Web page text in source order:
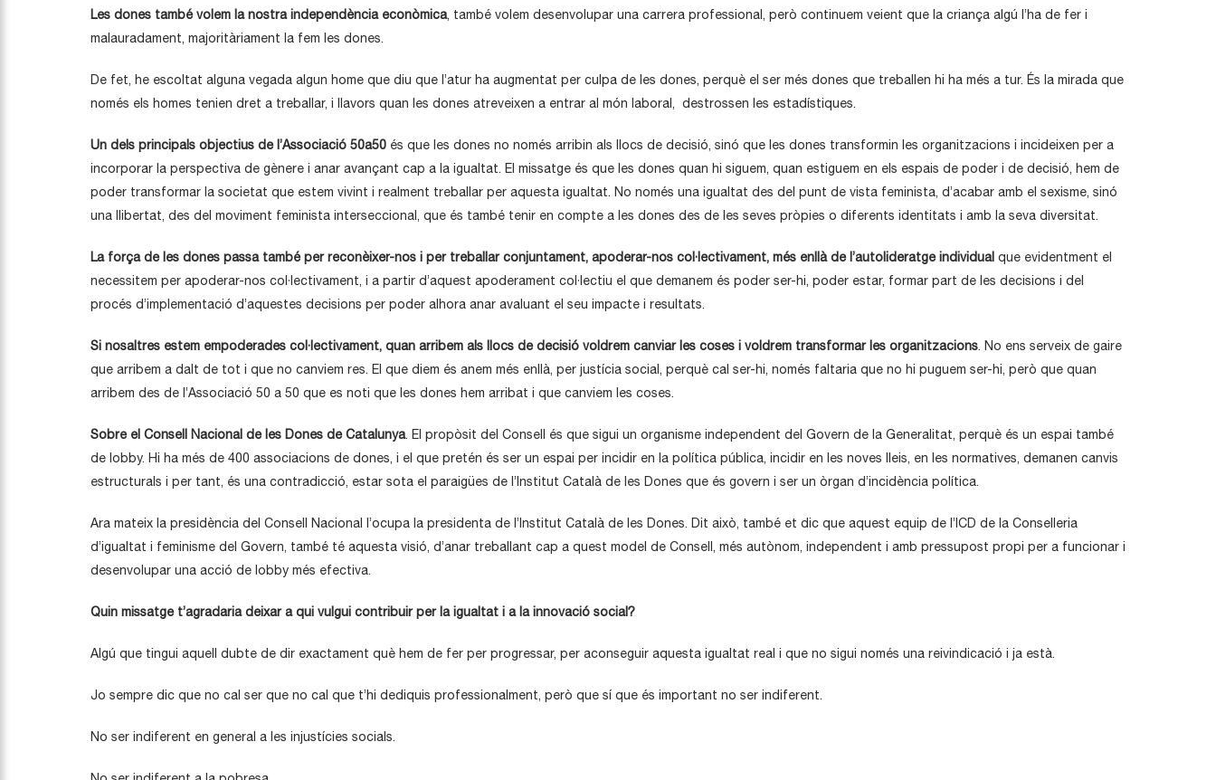
Les dones també volem la nostra independència econòmica, també volem desenvolupar una carrera professional, però continuem veient que la criança algú l’ha de fer i
malauradament, majoritàriament la fem les dones.
De fet, he escoltat alguna vegada algun home que diu que l’atur ha augmentat per culpa de les dones, perquè el ser més dones que treballen hi ha més a tur. És la mirada que
només els homes tenien dret a treballar, i llavors quan les dones atreveixen a entrar al món laboral, destrossen les estadístiques.
Un dels principals objectius de l’Associació 50a50 és que les dones no només arribin als llocs de decisió, sinó que les dones transformin les organitzacions i incideixen per a
incorporar la perspectiva de gènere i anar avançant cap a la igualtat. El missatge és que les dones quan hi siguem, quan estiguem en els espais de poder i de decisió, hem de
poder transformar la societat que estem vivint i realment treballar per aquesta igualtat. No només una igualtat des del punt de vista feminista, d’acabar amb el sexisme, sinó
una llibertat, des del moviment feminista interseccional, que és també tenir en compte a les dones des de les seves pròpies o diferents identitats i amb la seva diversitat.
La força de les dones passa també per reconèixer-nos i per treballar conjuntament, apoderar-nos col·lectivament, més enllà de l’autolideratge individual que evidentment el
necessitem per apoderar-nos col·lectivament, i a partir d’aquest apoderament col·lectiu el que demanem és poder ser-hi, poder estar, formar part de les decisions i del
procés d’implementació d’aquestes decisions per poder alhora anar avaluant el seu impacte i resultats.
Si nosaltres estem empoderades col·lectivament, quan arribem als llocs de decisió voldrem canviar les coses i voldrem transformar les organitzacions. No ens serveix de gaire
que arribem a dalt de tot i que no canviem res. El que diem és anem més enllà, per justícia social, perquè cal ser-hi, només faltaria que no hi puguem ser-hi, però que quan
arribem des de l’Associació 50 a 50 que es noti que les dones hem arribat i que canviem les coses.
Sobre el Consell Nacional de les Dones de Catalunya. El propòsit del Consell és que sigui un organisme independent del Govern de la Generalitat, perquè és un espai també
de lobby. Hi ha més de 400 associacions de dones, i el que pretén és ser un espai per incidir en la política pública, incidir en les noves lleis, en les normatives, demanen canvis
estructurals i per tant, és una contradicció, estar sota el paraigües de l’Institut Català de les Dones que és govern i ser un òrgan d’incidència política.
Ara mateix la presidència del Consell Nacional l’ocupa la presidenta de l’Institut Català de les Dones. Dit això, també et dic que aquest equip de l’ICD de la Conselleria
d’igualtat i feminisme del Govern, també té aquesta visió, d’anar treballant cap a quest model de Consell, més autònom, independent i amb pressupost propi per a funcionar i
desenvolupar una acció de lobby més efectiva.
Quin missatge t’agradaria deixar a qui vulgui contribuir per la igualtat i a la innovació social?
Algú que tingui aquell dubte de dir exactament què hem de fer per progressar, per aconseguir aquesta igualtat real i que no sigui només una reivindicació i ja està.
Jo sempre dic que no cal ser que no cal que t’hi dediquis professionalment, però que sí que és important no ser indiferent.
No ser indiferent en general a les injustícies socials.